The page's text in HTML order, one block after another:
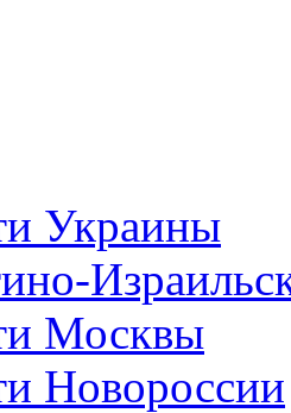
Украины
Москвы
Новороссии